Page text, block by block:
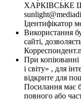
ХАРКІВСЬКЕ
Ідентифікатор
Використання
сайті,
При копіюванні
і світу» , для
відкрите для
Посилання має
повного або